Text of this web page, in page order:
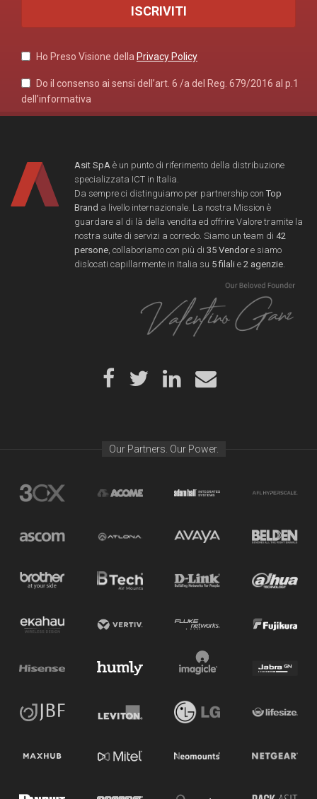
Ho Preso Visione della Privacy Policy
Do il consenso ai sensi dell’art. 6 /a del Reg. 679/2016 al p.1
dell’informativa
Asit SpA è un punto di riferimento della distribuzione
specializzata ICT in Italia.
Da sempre ci distinguiamo per partnership con Top
Brand a livello internazionale. La nostra Mission è
guardare al di là della vendita ed offrire Valore tramite la
nostra suite di servizi a corredo. Siamo un team di 42
persone , collaboriamo con più di 35 Vendore siamo
dislocati capillarmente in Italia su 5 filali e 2 agenzie